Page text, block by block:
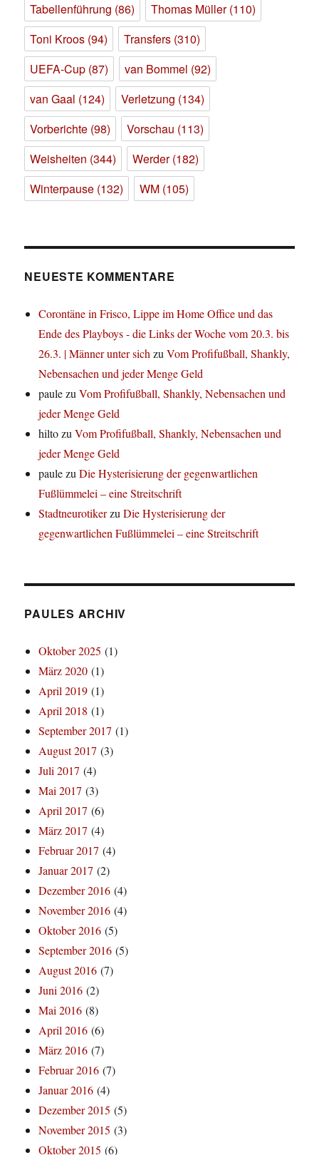
Tabellenführung (86) Thomas Müller(110)
Toni Kroos (94) Transfers (310)
UEFA-Cup (87) van Bommel (92)
van Gaal (124) Verletzung (134)
Vorberichte (98) Vorschau (113)
Weisheiten (344) Werder(182)
Winterpause (132) WM (105)
NEUESTE KOMMENTARE
Corontäne in Frisco, Lippe im Home Office und das
Ende des Playboys - die Links der Woche vom 20.3. bis
26.3. | Männer unter sichzuVom Profifußball, Shankly,
Nebensachen und jeder Menge Geld
paulezuVom Profifußball, Shankly, Nebensachen und
jeder Menge Geld
hiltozuVom Profifußball, Shankly, Nebensachen und
jeder Menge Geld
paulezuDie Hysterisierung der gegenwartlichen
Fußlümmelei – eine Streitschrift
StadtneurotikerzuDie Hysterisierung der
gegenwartlichen Fußlümmelei – eine Streitschrift
PAULES ARCHIV
Oktober 2025 (1)
März 2020 (1)
April 2019 (1)
April 2018 (1)
September 2017 (1)
August 2017 (3)
Juli 2017 (4)
Mai 2017 (3)
April 2017 (6)
März 2017 (4)
Februar 2017 (4)
Januar 2017 (2)
Dezember 2016 (4)
November 2016 (4)
Oktober 2016 (5)
September 2016 (5)
August 2016 (7)
Juni 2016 (2)
Mai 2016 (8)
April 2016 (6)
März 2016 (7)
Februar 2016 (7)
Januar 2016 (4)
Dezember 2015 (5)
November 2015 (3)
Oktober 2015 (6)